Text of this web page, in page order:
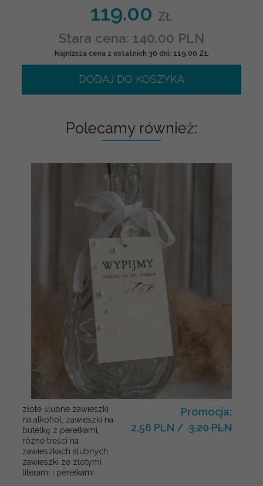
119.00 ZŁ
Stara cena: 140.00 PLN
Najniższa cena z ostatnich 30 dni: 119.00 ZŁ
DODAJ DO KOSZYKA
Polecamy również:
złote ślubne zawieszki
na alkohol, zawieszki na
butelkę z perełkami,
rózne treści na
zawieszkach ślubnych,
zawieszki ze złotymi
literami i perełkami
Promocja:
2.56 PLN / 3.20 PLN